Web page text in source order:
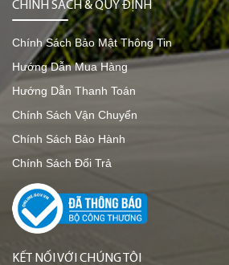
CHÍNH SÁCH & QUY ĐỊNH
Chính Sách Bảo Mật Thông Tin
Hướng Dẫn Mua Hàng
Hướng Dẫn Thanh Toán
Chính Sách Vận Chuyển
Chính Sách Bảo Hành
Chính Sách Đổi Trả
KẾT NỐI VỚI CHÚNG TÔI